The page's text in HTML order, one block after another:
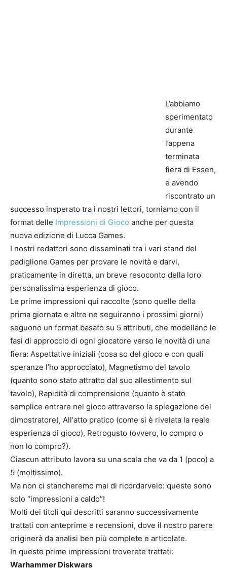
L’abbiamo
sperimentato
durante
l’appena
terminata
fiera di Essen,
e avendo
riscontrato un
successo insperato tra i nostri lettori, torniamo con il
format delle Impressioni di Gioco anche per questa
nuova edizione di Lucca Games.
I nostri redattori sono disseminati tra i vari stand del
padiglione Games per provare le novità e darvi,
praticamente in diretta, un breve resoconto della loro
personalissima esperienza di gioco.
Le prime impressioni qui raccolte (sono quelle della
prima giornata e altre ne seguiranno i prossimi giorni)
seguono un format basato su 5 attributi, che modellano le
fasi di approccio di ogni giocatore verso le novità di una
fiera: Aspettative iniziali (cosa so del gioco e con quali
speranze l’ho approcciato), Magnetismo del tavolo
(quanto sono stato attratto dal suo allestimento sul
tavolo), Rapidità di comprensione (quanto è stato
semplice entrare nel gioco attraverso la spiegazione del
dimostratore), All'atto pratico (come si è rivelata la reale
esperienza di gioco), Retrogusto (ovvero, lo compro o
non lo compro?).
Ciascun attributo lavora su una scala che va da 1 (poco) a
5 (moltissimo).
Ma non ci stancheremo mai di ricordarvelo: queste sono
solo “impressioni a caldo”!
Molti dei titoli qui descritti saranno successivamente
trattati con anteprime e recensioni, dove il nostro parere
originerà da analisi ben più complete e articolate.
In queste prime impressioni troverete trattati:
Warhammer Diskwars